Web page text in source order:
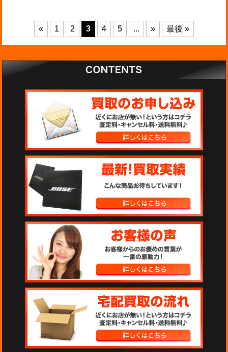
« 1 2 3 4 5 ... » 最後 »